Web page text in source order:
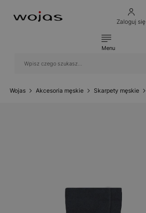
Zaloguj się
Menu
Wojas Akcesoria męskie Skarpety męskie